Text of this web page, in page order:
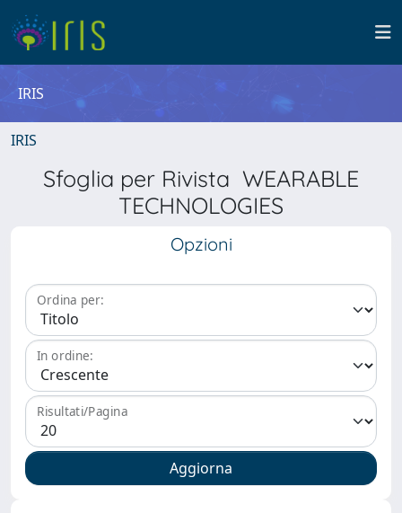
IRIS
IRIS
Sfoglia per Rivista WEARABLE
TECHNOLOGIES
Opzioni
Ordina per:
In ordine:
Risultati/Pagina